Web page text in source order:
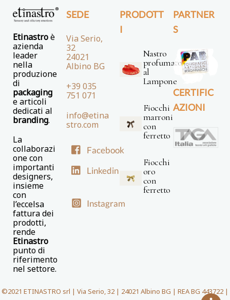
Etinastroè
azienda
leader
nella
produzione
di
packaging
e articoli
dedicati al
branding.
La
collaborazi
one con
importanti
designers,
insieme
con
l’eccelsa
fattura dei
prodotti,
rende
Etinastro
punto di
riferimento
nel settore.
SEDE
Via Serio,
32
24021
Albino BG
+39 035
751 071
info@etina
stro.com
Facebook
Linkedin
Instagram
PRODOTT
I
Nastro
profumato
al
Lampone
Fiocchi
marroni
con
ferretto
Fiocchi
oro
con
ferretto
PARTNER
S
CERTIFIC
AZIONI
©2021 ETINASTRO srl | Via Serio, 32 | 24021 Albino BG | REA BG 443722 |